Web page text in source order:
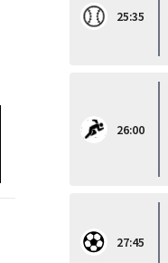
25:35
26:00
27:45